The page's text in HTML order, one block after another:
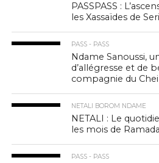
PASSPASS :
les Xassaïdes de
PASS - PASS
Ndame Sanoussi,
d’allégresse et de
compagnie du
NETALI BOROM NDAME
NETALI : Le
les mois de
PASS - PASS